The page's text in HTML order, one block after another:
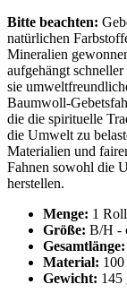
Bitte beachten:
natürlichen
Mineralien
aufgehängt
sie
Baumwoll-
die die spirituelle
die Umwelt zu
Materialien und
Fahnen sowohl die
herstellen.
Menge: 1
Größe: B/H -
Gesamtlänge:
Material:
Gewicht: 145